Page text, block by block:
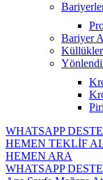
Bariyer
Küllükler
WHATSAPP
HEMEN TEKLİF
HEMEN ARA
WHATSAPP